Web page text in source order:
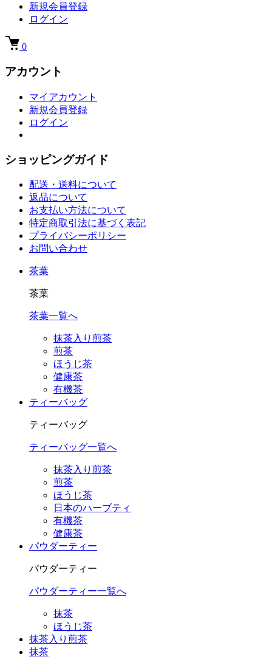
新規会員登録
ログイン
0
アカウント
マイアカウント
新規会員登録
ログイン
ショッピングガイド
配送・送料について
返品について
お支払い方法について
特定商取引法に基づく表記
プライバシーポリシー
お問い合わせ
茶葉
茶葉
茶葉一覧へ
抹茶入り煎茶
煎茶
ほうじ茶
健康茶
有機茶
ティーバッグ
ティーバッグ
ティーバッグ一覧へ
抹茶入り煎茶
煎茶
ほうじ茶
日本のハーブティ
有機茶
健康茶
パウダーティー
パウダーティー
パウダーティー一覧へ
抹茶
ほうじ茶
抹茶入り煎茶
抹茶